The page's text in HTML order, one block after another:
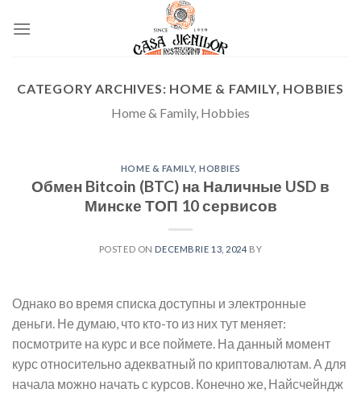
CATEGORY ARCHIVES: HOME & FAMILY, HOBBIES
Home & Family, Hobbies
HOME & FAMILY, HOBBIES
Обмен Bitcoin (BTC) на Наличные USD в
Минске ТОП 10 сервисов
POSTED ON DECEMBRIE 13, 2024 BY
Однако во время списка доступны и электронные
деньги. Не думаю, что кто-то из них тут меняет:
посмотрите на курс и все поймете. На данный момент
курс относительно адекватный по криптовалютам. А для
начала можно начать с курсов. Конечно же, Найсчейндж